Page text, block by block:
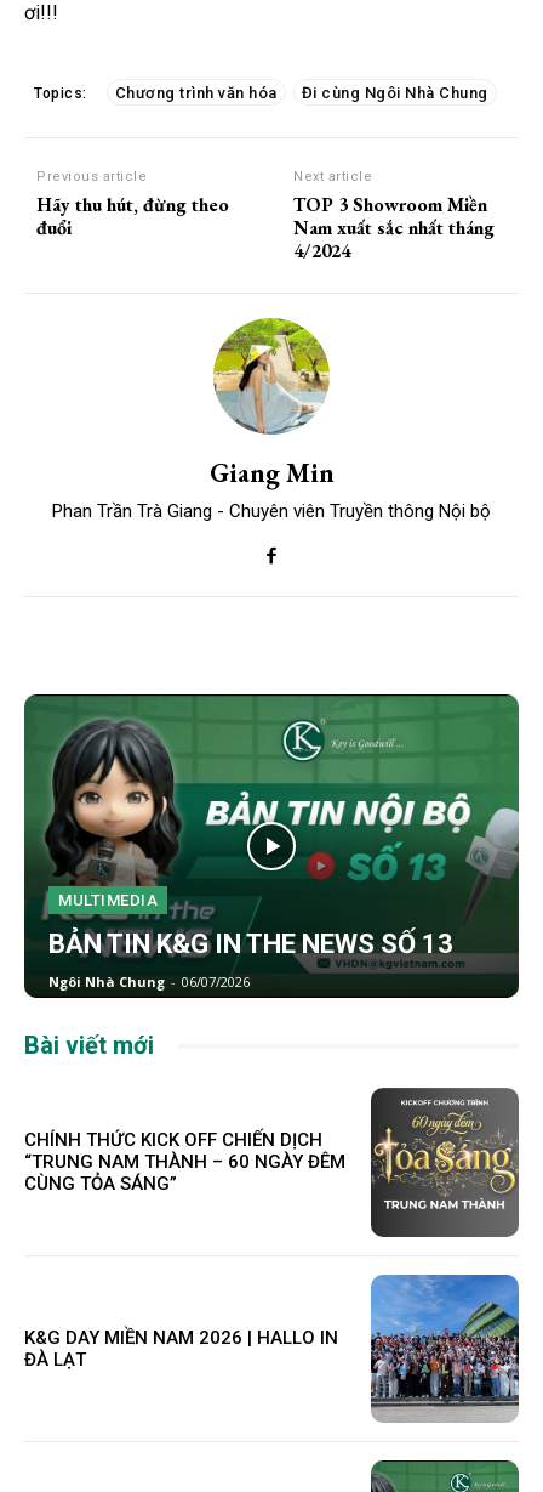
ơi!!!
Topics: Chương trình văn hóa Đi cùng Ngôi Nhà Chung
Previous article
Hãy thu hút, đừng theo
đuổi
Next article
TOP 3 Showroom Miền
Nam xuất sắc nhất tháng
4/2024
Giang Min
Phan Trần Trà Giang - Chuyên viên Truyền thông Nội bộ
MULTIMEDIA
BẢN TIN K&G IN THE NEWS SỐ 13
Ngôi Nhà Chung - 06/07/2026
Bài viết mới
CHÍNH THỨC KICK OFF CHIẾN DỊCH
“TRUNG NAM THÀNH – 60 NGÀY ĐÊM
CÙNG TỎA SÁNG”
K&G DAY MIỀN NAM 2026 | HALLO IN
ĐÀ LẠT